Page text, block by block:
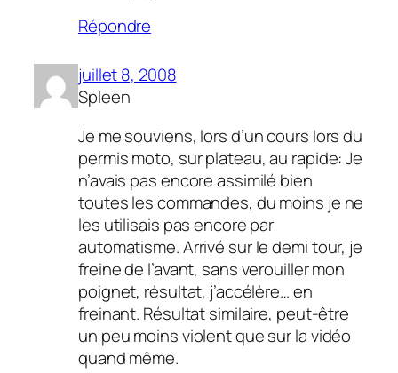
Répondre
juillet 8, 2008
Spleen
Je me souviens, lors d’un cours lors du
permis moto, sur plateau, au rapide: Je
n’avais pas encore assimilé bien
toutes les commandes, du moins je ne
les utilisais pas encore par
automatisme. Arrivé sur le demi tour, je
freine de l’avant, sans verouiller mon
poignet, résultat, j’accélère… en
freinant. Résultat similaire, peut-être
un peu moins violent que sur la vidéo
quand même.